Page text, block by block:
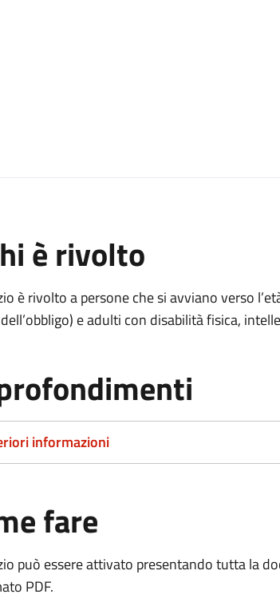
è rivolto
è rivoltoa persone che si avviano verso
e adulti con disabilità fisica,
informazioni
fare
può essere attivato presentando tutta la
PDF.